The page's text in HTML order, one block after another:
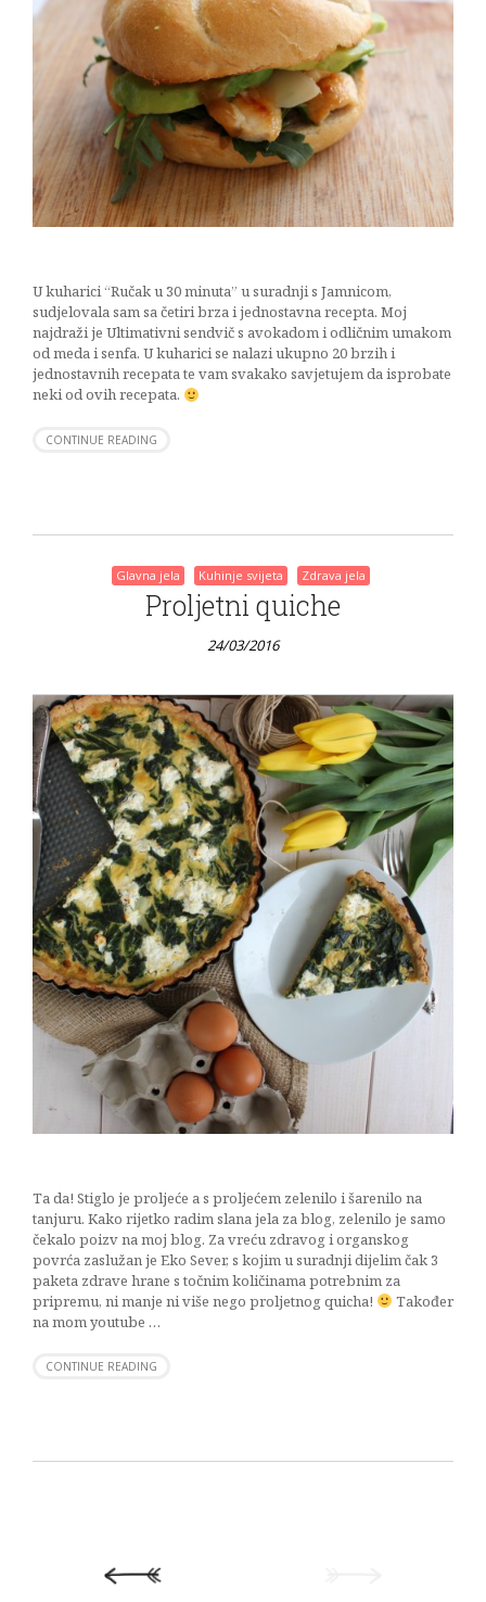
U kuharici “Ručak u 30 minuta” u suradnji s Jamnicom,
sudjelovala sam sa četiri brza i jednostavna recepta. Moj
najdraži je Ultimativni sendvič s avokadom i odličnim umakom
od meda i senfa. U kuharici se nalazi ukupno 20 brzih i
jednostavnih recepata te vam svakako savjetujem da isprobate
neki od ovih recepata.
CONTINUE READING
Glavna jela Kuhinje svijeta Zdrava jela
Proljetni quiche
24/03/2016
Ta da! Stiglo je proljeće a s proljećem zelenilo i šarenilo na
tanjuru. Kako rijetko radim slana jela za blog, zelenilo je samo
čekalo poizv na moj blog. Za vreću zdravog i organskog
povrća zaslužan je Eko Sever, s kojim u suradnji dijelim čak 3
paketa zdrave hrane s točnim količinama potrebnim za
pripremu, ni manje ni više nego proljetnog quicha!
Također
na mom youtube …
CONTINUE READING